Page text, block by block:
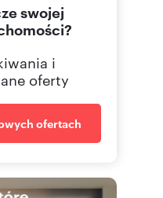
swojej
i
oferty
ofertach